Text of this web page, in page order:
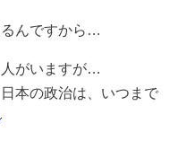
んですから…
がいますが…
本の政治は、いつまで